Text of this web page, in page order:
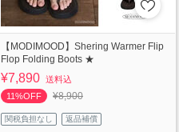
【MODIMOOD】Shering Warmer Flip
Flop Folding Boots ★
¥7,890 送料込
11%OFF
¥8,900
関税負担なし 返品補償